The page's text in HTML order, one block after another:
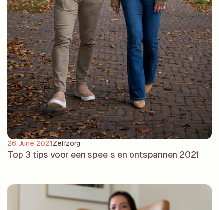
26 June 2021Zelfzorg
Top 3 tips voor een speels en ontspannen 2021